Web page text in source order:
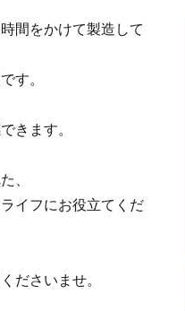
間をかけて製造して
す。
きます。
、
イフにお役立てくだ
ださいませ。